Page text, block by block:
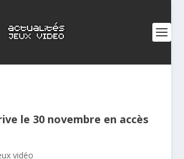
le 30 novembre en accès
vidéo